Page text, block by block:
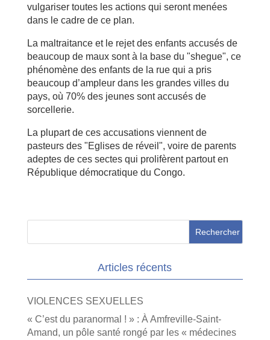
vulgariser toutes les actions qui seront menées
dans le cadre de ce plan.
La maltraitance et le rejet des enfants accusés de
beaucoup de maux sont à la base du "shegue", ce
phénomène des enfants de la rue qui a pris
beaucoup d’ampleur dans les grandes villes du
pays, où 70% des jeunes sont accusés de
sorcellerie.
La plupart de ces accusations viennent de
pasteurs des "Eglises de réveil", voire de parents
adeptes de ces sectes qui prolifèrent partout en
République démocratique du Congo.
Articles récents
VIOLENCES SEXUELLES
« C’est du paranormal ! » : À Amfreville-Saint-
Amand, un pôle santé rongé par les « médecines